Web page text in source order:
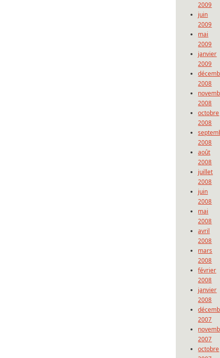
2009
juin
2009
mai
2009
janvier
2009
2008
2008
octobre
2008
2008
août
2008
juillet
2008
juin
2008
mai
2008
avril
2008
mars
2008
février
2008
janvier
2008
2007
2007
octobre